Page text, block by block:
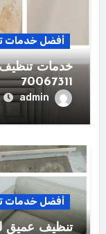
أفضل خدمات
خدمات
70067311
admin
أفضل خدمات
تنظيف عميق